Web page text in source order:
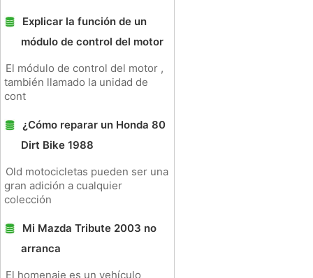
Explicar la función de un
módulo de control del motor
El módulo de control del motor ,
también llamado la unidad de
cont
¿Cómo reparar un Honda 80
Dirt Bike 1988
Old motocicletas pueden ser una
gran adición a cualquier
colección
Mi Mazda Tribute 2003 no
arranca
El homenaje es un vehículo